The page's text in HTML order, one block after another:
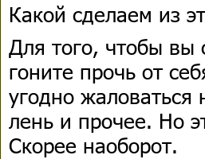
Какой сделаем из
Для того, чтобы вы
гоните прочь от
угодно жаловаться
лень и прочее. Но
Скорее наоборот.